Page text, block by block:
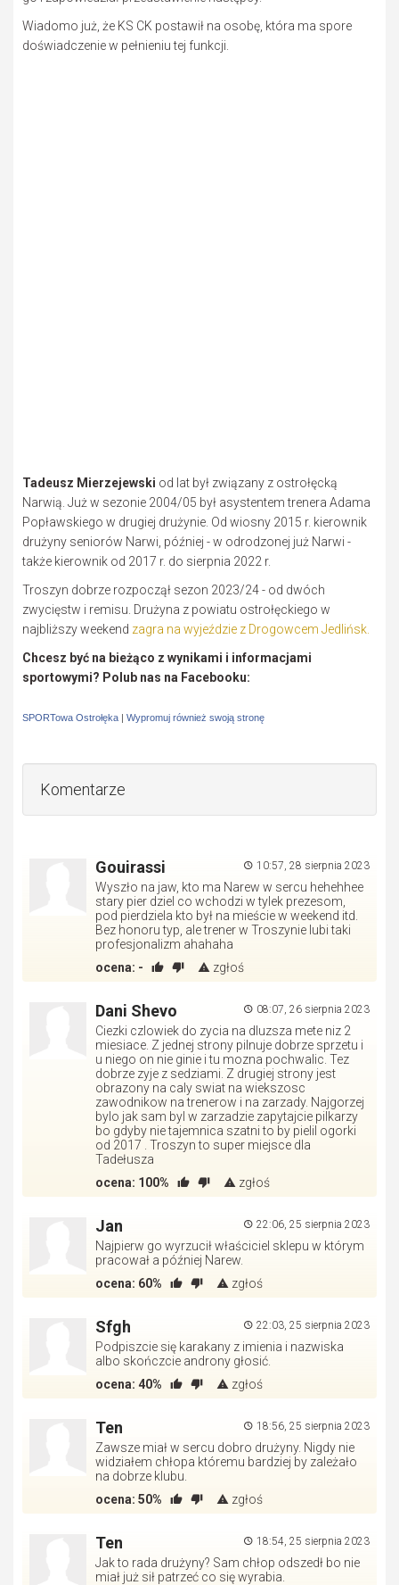
Wiadomo już, że KS CK postawił na osobę, która ma spore
doświadczenie w pełnieniu tej funkcji.
Tadeusz Mierzejewski od lat był związany z ostrołęcką
Narwią. Już w sezonie 2004/05 był asystentem trenera Adama
Popławskiego w drugiej drużynie. Od wiosny 2015 r. kierownik
drużyny seniorów Narwi, później - w odrodzonej już Narwi -
także kierownik od 2017 r. do sierpnia 2022 r.
Troszyn dobrze rozpoczął sezon 2023/24 - od dwóch
zwycięstw i remisu. Drużyna z powiatu ostrołęckiego w
najbliższy weekend zagra na wyjeździe z Drogowcem Jedlińsk.
Chcesz być na bieżąco z wynikami i informacjami
sportowymi? Polub nas na Facebooku:
SPORTowa Ostrołęka | Wypromuj również swoją stronę
Komentarze
10:57, 28 sierpnia 2023
Gouirassi
Wyszło na jaw, kto ma Narew w sercu hehehhee
stary pier dziel co wchodzi w tylek prezesom,
pod pierdziela kto był na mieście w weekend itd.
Bez honoru typ, ale trener w Troszynie lubi taki
profesjonalizm ahahaha
ocena: - zgłoś
08:07, 26 sierpnia 2023
Dani Shevo
Ciezki czlowiek do zycia na dluzsza mete niz 2
miesiace. Z jednej strony pilnuje dobrze sprzetu i
u niego on nie ginie i tu mozna pochwalic. Tez
dobrze zyje z sedziami. Z drugiej strony jest
obrazony na caly swiat na wiekszosc
zawodnikow na trenerow i na zarzady. Najgorzej
bylo jak sam byl w zarzadzie zapytajcie pilkarzy
bo gdyby nie tajemnica szatni to by pielil ogorki
od 2017 . Troszyn to super miejsce dla
Tadełusza
ocena: 100% zgłoś
22:06, 25 sierpnia 2023
Jan
Najpierw go wyrzucił właściciel sklepu w którym
pracował a później Narew.
ocena: 60% zgłoś
22:03, 25 sierpnia 2023
Sfgh
Podpiszcie się karakany z imienia i nazwiska
albo skończcie androny głosić.
ocena: 40% zgłoś
18:56, 25 sierpnia 2023
Ten
Zawsze miał w sercu dobro drużyny. Nigdy nie
widziałem chłopa któremu bardziej by zależało
na dobrze klubu.
ocena: 50% zgłoś
18:54, 25 sierpnia 2023
Ten
Jak to rada drużyny? Sam chłop odszedł bo nie
miał już sił patrzeć co się wyrabia.